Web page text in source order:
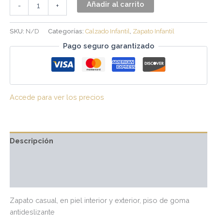
- + Añadir al carrito
SKU: N/D Categorías: Calzado Infantil Zapato Infantil
Pago seguro garantizado
Accede para ver los precios
Descripción
Zapato casual, en piel interior y exterior, piso de goma
antideslizante